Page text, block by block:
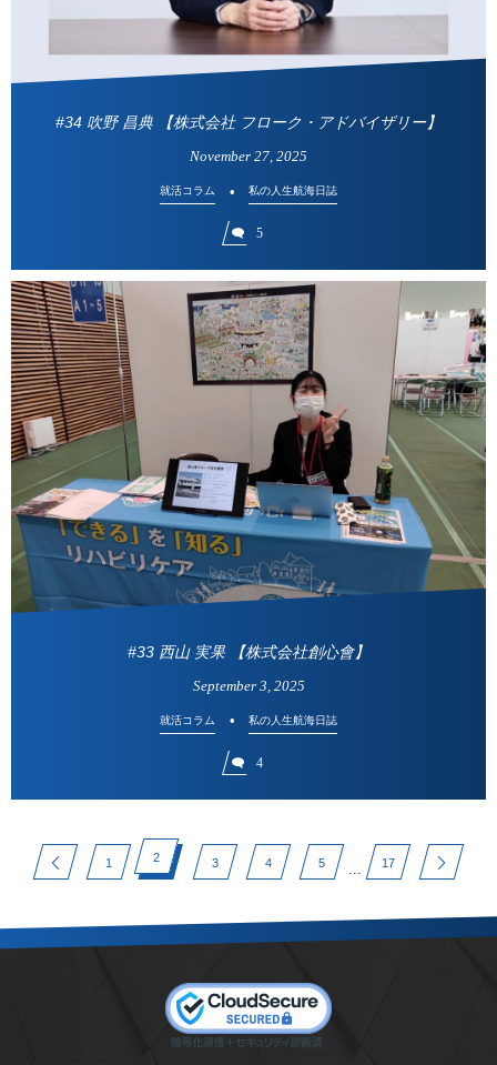
#34 吹野 昌典 【株式会社 フローク・アドバイザリー】
November 27, 2025
就活コラム 私の人生航海日誌
5
#33 西山 実果 【株式会社創心會】
September 3, 2025
就活コラム 私の人生航海日誌
4
1 2 3 4 5 17